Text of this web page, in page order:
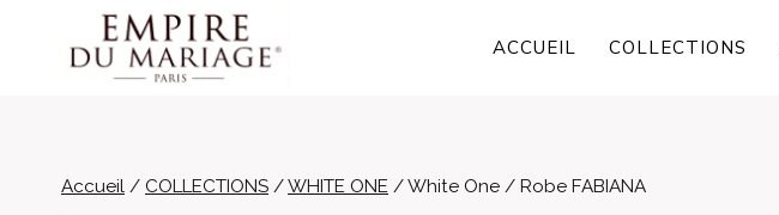
ACCUEIL COLLECTIONS
Accueil / COLLECTIONS /WHITE ONE /White One / Robe FABIANA